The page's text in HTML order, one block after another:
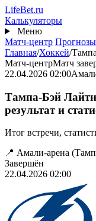
Перейти
к
основному
содержанию
LifeBet.ru
Калькуляторы
Меню
Матч-центр Прогнозы
Главная/Хоккей/
Матч-центрМатч
22.04.2026 02:00
Тампа-Бэй
результат и
Итог встречи,
📍 Амали-арена
Завершён
22.04.2026 02:00